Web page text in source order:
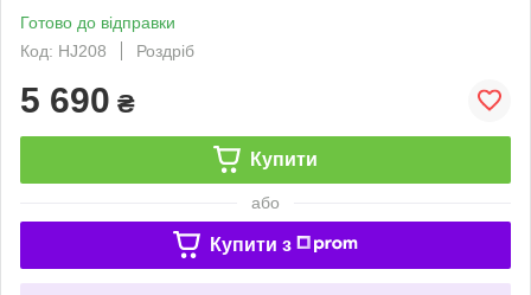
Готово до відправки
Код: HJ208
Роздріб
5 690 ₴
Купити
або
Купити з